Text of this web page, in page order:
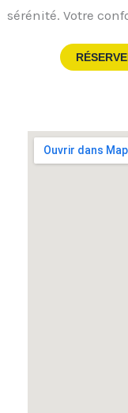
sérénité. Votre